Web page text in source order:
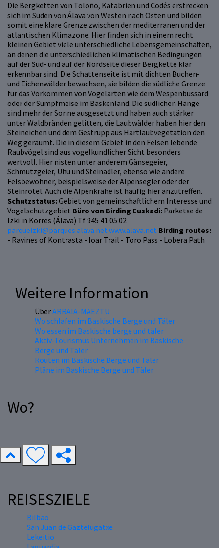
Die Bergketten von Toloño, Katabrien und Codés erstrecken
sich im Süden von Álava von Westen nach Osten und bilden
somit eine klare Grenze zwischen der mediterranen und der
atlantischen Klimazone. Hier finden sich in einem recht
kleinen Gebiet viele unterschiedliche Lebensgemeinschaften,
an denen die unterschiedlichen klimatischen Bedingungen
auf der Süd- und auf der Nordseite dieser Bergkette klar
erkennbar sind. Die Schattenseite ist mit dichten Buchen-
und Eichenwälder bewachsen, sie bilden die südliche Grenze
für das Vorkommen von Vogelarten wie dem Wespenbussard
oder der Sumpfmeise im Baskenland. Die südlichen Hänge
sind mehr der Sonne ausgesetzt und haben auch stärker
unter Waldbränden gelitten, die Laubwälder haben hier den
Steineichen und dem Gestrüpp aus Hartlaubvegetation den
Weg geräumt. Die in diesem Gebiet in den Felsen lebende
Raubvögel sind aus vogelkundlicher Sicht besonders
wertvoll. Hier nisten unter anderem Gänsegeier,
Schmutzgeier, Uhu und Steinadler, ebenso wie andere
Felsbewohner, beispielsweise der Alpensegler oder der
Steinrötel. Auch die Alpenkrähe ist häufig hier anzutreffen.
Schutzstatus:Gebiet von gemeinschaftlichem Interesse und
Vogelschutzgebiet Büro von Birding Euskadi: Parketxe de
Izki in Korres (Álava) Tf 945 41 05 02
parqueizki@parques.alava.net www.alava.net Birding routes:
- Ravines of Kontrasta - Ioar Trail - Toro Pass - Lobera Path
Weitere Information
ÜberARRAIA-MAEZTU
Wo schlafen im Baskische Berge und Täler
Wo essen im Baskische berge und täler
Aktiv-Tourismus Unternehmen im Baskische
Berge und Täler
Routen im Baskische Berge und Täler
Pläne im Baskische Berge und Täler
Wo?
REISESZIELE
Bilbao
San Juan de Gaztelugatxe
Lekeitio